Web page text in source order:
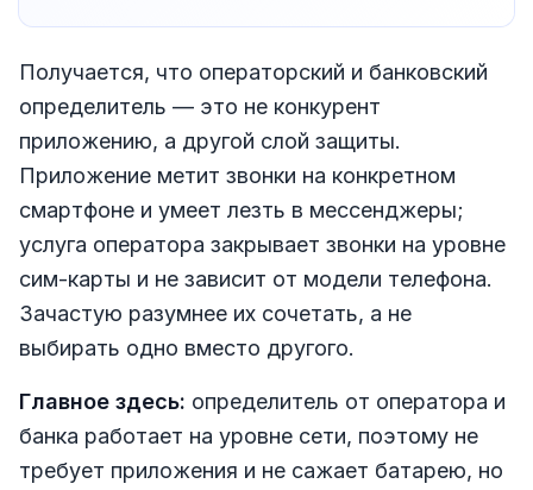
Получается, что операторский и банковский
определитель — это не конкурент
приложению, а другой слой защиты.
Приложение метит звонки на конкретном
смартфоне и умеет лезть в мессенджеры;
услуга оператора закрывает звонки на уровне
сим-карты и не зависит от модели телефона.
Зачастую разумнее их сочетать, а не
выбирать одно вместо другого.
Главное здесь: определитель от оператора и
банка работает на уровне сети, поэтому не
требует приложения и не сажает батарею, но